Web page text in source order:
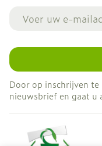
Door op inschrijven
nieuwsbrief en gaat u